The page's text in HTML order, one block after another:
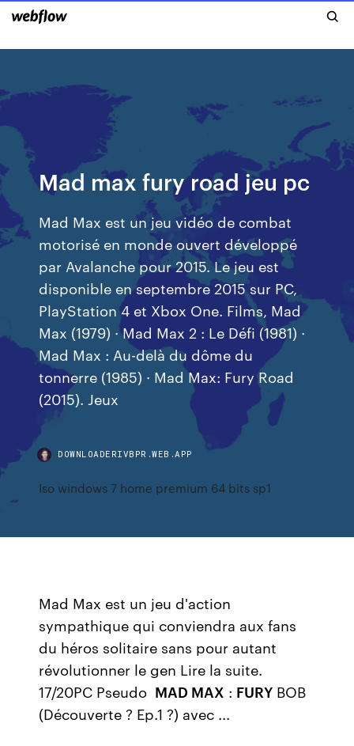
Mad max fury road jeu pc
Mad Max est un jeu vidéo de combat
motorisé en monde ouvert développé
par Avalanche pour 2015. Le jeu est
disponible en septembre 2015 sur PC,
PlayStation 4 et Xbox One. Films, Mad
Max (1979) · Mad Max 2 : Le Défi (1981) ·
Mad Max : Au-delà du dôme du
tonnerre (1985) · Mad Max: Fury Road
(2015). Jeux
DOWNLOADERIVBPR.WEB.APP
Iso windows 7 home premium 64 bits sp1
Mad Max est un jeu d'action
sympathique qui conviendra aux fans
du héros solitaire sans pour autant
révolutionner le gen Lire la suite.
17/20PC Pseudo MAD MAX : FURY BOB
(Découverte ? Ep.1 ?) avec ...